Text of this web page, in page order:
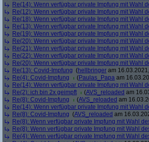
Re(14): Wenn verfügbar private Impfung mit Wahl
Re(12): Wenn verfügbar private Impfung mit Wahl
Re(18): Wenn verfügbar private Impfung mit Wahl
Re(13): Wenn verfügbar private Impfung mit Wahl
Re(19): Wenn verfügbar private Impfung mit Wahl
Re(20): Wenn verfügbar private Impfung mit Wahl
Re(21): Wenn verfügbar private Impfung mit Wahl
Re(22): Wenn verfügbar private Impfung mit Wahl
Re(20): Wenn verfügbar private Impfung mit Wahl
Re(13): Covid-Impfung (hellbringer am
Re(4): Covid-Impfung
(Paulas_Papa am
Re(14): Wenn verfügbar private Impfung mit Wahl
Re(2): ich bin 2x geimpft
(AVS_reloaded am
Re(8): Covid-Impfung
(AVS_reloaded am
Re(14): Wenn verfügbar private Impfung mit Wahl
Re(8): Covid-Impfung (AVS_reloaded am
Re(8): Wenn verfügbar private Impfung mit Wahl
Re(8): Wenn verfügbar private Impfung mit Wahl
Re(4): Wenn verfügbar private Impfung mit Wahl